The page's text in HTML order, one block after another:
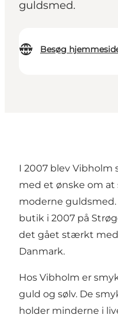
guldsmed.
Besøg
I 2007 blev Vibholm
med et ønske om at
moderne
butik i 2007 på
det gået stærkt
Danmark.
Hos Vibholm er
guld og sølv. De
holder minderne i